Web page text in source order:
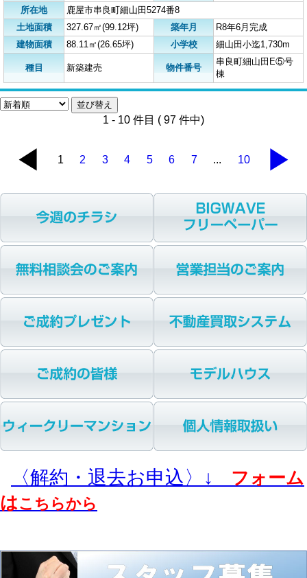
所在地
鹿屋市串良町細山田5274番8
土地面積
327.67㎡(99.12坪) 築年月
R8年6月完成
建物面積
88.11㎡(26.65坪) 小学校 細山田小迄1,730m
種目 新築建売 物件番号
串良町細山田E⑤号
棟
1 - 10 件目 ( 97 件中)
◀ 1 2 3 4 5 6 7 ... 10 ▶
〈解約・退去お申込〉↓
フォーム
はこちらから